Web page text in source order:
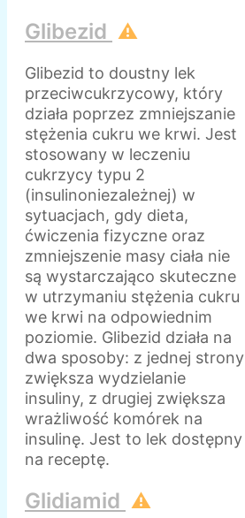
Glibezid ⚠️
Glibezid to doustny lek
przeciwcukrzycowy, który
działa poprzez zmniejszanie
stężenia cukru we krwi. Jest
stosowany w leczeniu
cukrzycy typu 2
(insulinoniezależnej) w
sytuacjach, gdy dieta,
ćwiczenia fizyczne oraz
zmniejszenie masy ciała nie
są wystarczająco skuteczne
w utrzymaniu stężenia cukru
we krwi na odpowiednim
poziomie. Glibezid działa na
dwa sposoby: z jednej strony
zwiększa wydzielanie
insuliny, z drugiej zwiększa
wrażliwość komórek na
insulinę. Jest to lek dostępny
na receptę.
Glidiamid ⚠️